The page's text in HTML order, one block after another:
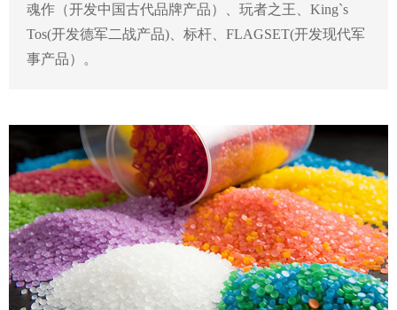
魂作（开发中国古代品牌产品）、玩者之王、King`s
Tos(开发德军二战产品)、标杆、FLAGSET(开发现代军
事产品）。